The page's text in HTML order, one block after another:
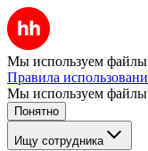
Мы используем файлы
Правила
Мы используем файлы
Понятно
Ищу сотрудника